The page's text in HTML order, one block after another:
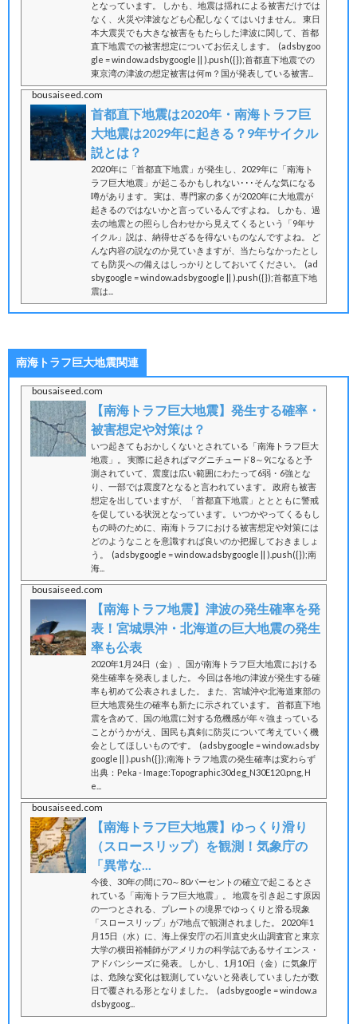
となっています。 しかも、地震は揺れによる被害だけでは
なく、火災や津波なども心配しなくてはいけません。 東日
本大震災でも大きな被害をもたらした津波に関して、首都
直下地震での被害想定についてお伝えします。 (adsbygoo
gle = window.adsbygoogle || ).push({});首都直下地震での
東京湾の津波の想定被害は何m？国が発表している被害...
bousaiseed.com
首都直下地震は2020年・南海トラフ巨
大地震は2029年に起きる？9年サイクル
説とは？
2020年に「首都直下地震」が発生し、2029年に「南海ト
ラフ巨大地震」が起こるかもしれない･･･そんな気になる
噂があります。 実は、専門家の多くが2020年に大地震が
起きるのではないかと言っているんですよね。 しかも、過
去の地震との照らし合わせから見えてくるという「9年サ
イクル」説は、納得せざるを得ないものなんですよね。 ど
んな内容の説なのか見ていきますが、当たらなかったとし
ても防災への備えはしっかりとしておいてください。 (ad
sbygoogle = window.adsbygoogle || ).push({});首都直下地
震は...
南海トラフ巨大地震関連
bousaiseed.com
【南海トラフ巨大地震】発生する確率・
被害想定や対策は？
いつ起きてもおかしくないとされている「南海トラフ巨大
地震」。 実際に起きればマグニチュード8～9になると予
測されていて、震度は広い範囲にわたって6弱・6強とな
り、一部では震度7となると言われています。 政府も被害
想定を出していますが、「首都直下地震」ととともに警戒
を促している状況となっています。 いつかやってくるもし
もの時のために、南海トラフにおける被害想定や対策には
どのようなことを意識すれば良いのか把握しておきましょ
う。 (adsbygoogle = window.adsbygoogle || ).push({});南
海...
bousaiseed.com
【南海トラフ地震】津波の発生確率を発
表！宮城県沖・北海道の巨大地震の発生
率も公表
2020年1月24日（金）、国が南海トラフ巨大地震における
発生確率を発表しました。 今回は各地の津波が発生する確
率も初めて公表されました。 また、宮城沖や北海道東部の
巨大地震発生の確率も新たに示されています。 首都直下地
震を含めて、国の地震に対する危機感が年々強まっている
ことがうかがえ、国民も真剣に防災について考えていく機
会としてほしいものです。 (adsbygoogle = window.adsby
google || ).push({});南海トラフ地震の発生確率は変わらず
出典：Peka - Image:Topographic30deg_N30E120.png, H
e...
bousaiseed.com
【南海トラフ巨大地震】ゆっくり滑り
（スロースリップ）を観測！気象庁の
「異常な...
今後、30年の間に70～80パーセントの確立で起こるとさ
れている「南海トラフ巨大地震」。 地震を引き起こす原因
の一つとされる、プレートの境界でゆっくりと滑る現象
「スロースリップ」が7地点で観測されました。 2020年1
月15日（水）に、海上保安庁の石川直史火山調査官と東京
大学の横田裕輔師がアメリカの科学誌であるサイエンス・
アドバンシーズに発表。 しかし、1月10日（金）に気象庁
は、危険な変化は観測していないと発表していましたが数
日で覆される形となりました。 (adsbygoogle = window.a
dsbygoog...